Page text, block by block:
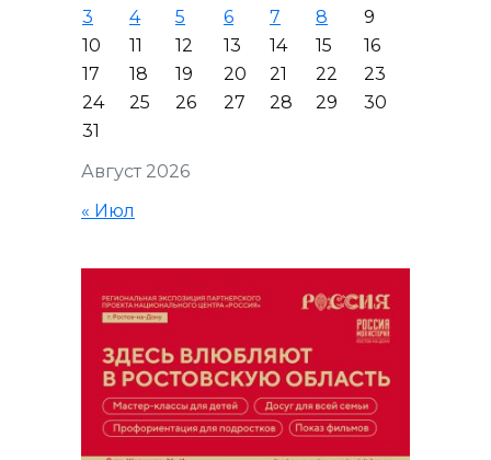
Август 2026
3
4 5 6 7 8
9
10
11 12 13 14 15
16
17
18 19 20 21 22
23
24
25 26 27 28 29
30
31
« Июл